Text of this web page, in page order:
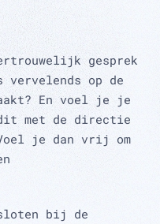
gesprek
op de
En voel je je
met de directie
je dan vrij om
bij de